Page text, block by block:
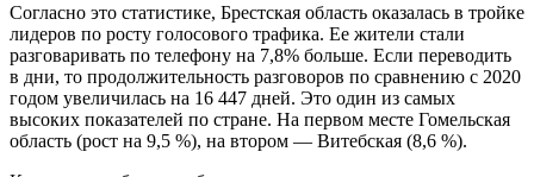
Согласно это статистике, Брестская область оказалась в тройке
лидеров по росту голосового трафика. Ее жители стали
разговаривать по телефону на 7,8% больше. Если переводить
в дни, то продолжительность разговоров по сравнению с 2020
годом увеличилась на 16 447 дней. Это один из самых
высоких показателей по стране. На первом месте Гомельская
область (рост на 9,5 %), на втором — Витебская (8,6 %).